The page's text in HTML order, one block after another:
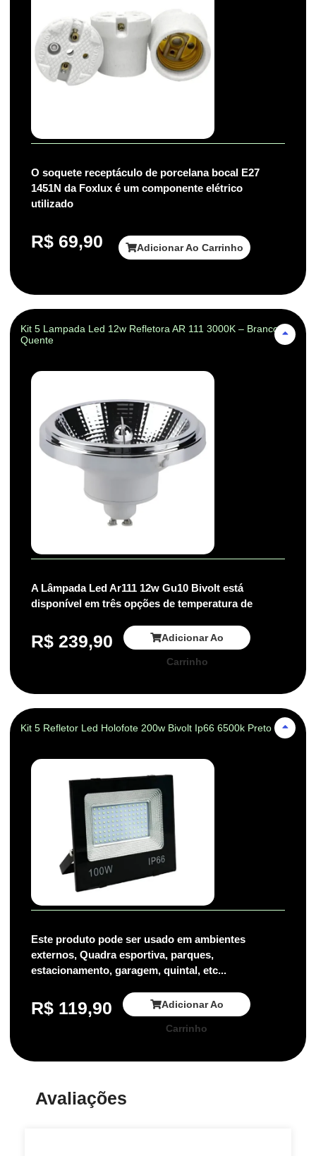
O soquete receptáculo de porcelana bocal E27
1451N da Foxlux é um componente elétrico
utilizado
R$ 69,90 Adicionar Ao Carrinho
Kit 5 Lampada Led 12w Refletora AR 111 3000K – Branco-
Quente
A Lâmpada Led Ar111 12w Gu10 Bivolt está
disponível em três opções de temperatura de
R$ 239,90 Adicionar Ao
Carrinho
Kit 5 Refletor Led Holofote 200w Bivolt Ip66 6500k Preto
Este produto pode ser usado em ambientes
externos, Quadra esportiva, parques,
estacionamento, garagem, quintal, etc...
R$ 119,90 Adicionar Ao
Carrinho
Avaliações